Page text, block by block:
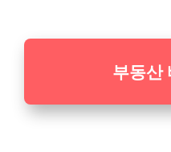
부동산